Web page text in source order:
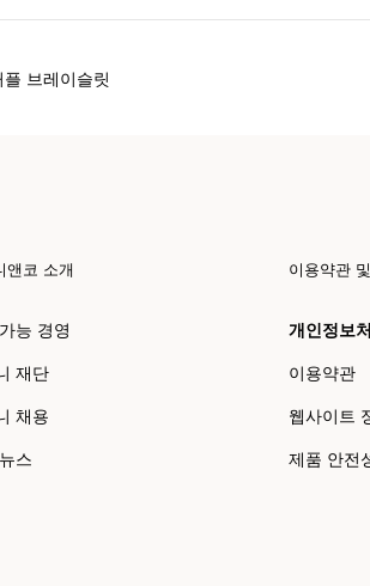
브레이슬릿
앤코 소개
능 경영
재단
채용
스
이용약관
개인정보
이용약관
웹사이트
제품 안전